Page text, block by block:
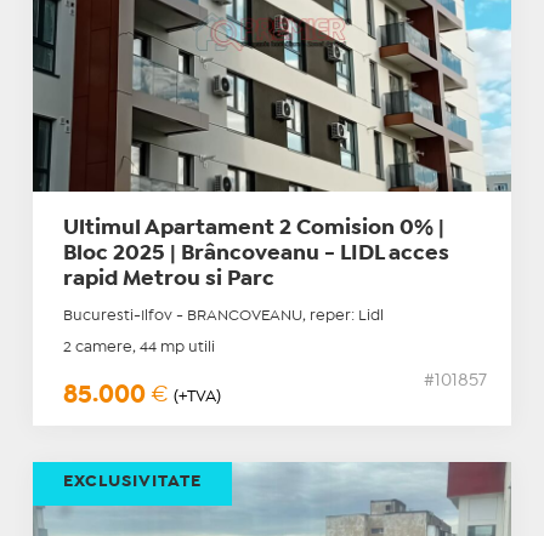
Ultimul Apartament 2 Comision 0% |
Bloc 2025 | Brâncoveanu - LIDL acces
rapid Metrou si Parc
Bucuresti-Ilfov - BRANCOVEANU, reper: Lidl
2 camere, 44 mp utili
85.000 € (+TVA)
#101857
EXCLUSIVITATE